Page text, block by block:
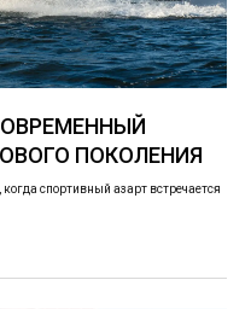
СОВРЕМЕННЫЙ
ПОКОЛЕНИЯ
спортивный азарт встречается